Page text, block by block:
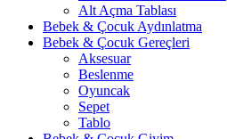
Alt Açma Tablası
Bebek & Çocuk Aydınlatma
Bebek & Çocuk Gereçleri
Aksesuar
Beslenme
Oyuncak
Sepet
Tablo